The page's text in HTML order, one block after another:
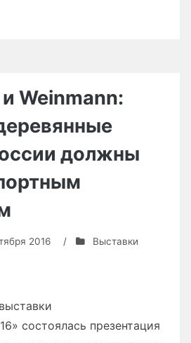
2017)»
Weinmann:
должны
2016 / Выставки
состоялась презентация